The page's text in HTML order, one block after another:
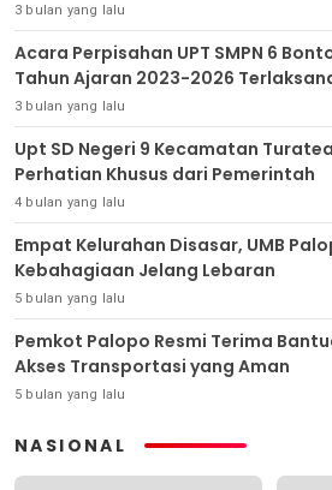
3 bulan yang lalu
Acara Perpisahan UPT SMPN 6
Tahun Ajaran 2023-2026
3 bulan yang lalu
Upt SD Negeri 9 Kecamatan
Perhatian Khusus dari Pemerintah
4 bulan yang lalu
Empat Kelurahan Disasar, UMB
Kebahagiaan Jelang Lebaran
5 bulan yang lalu
Pemkot Palopo Resmi Terima
Akses Transportasi yang Aman
5 bulan yang lalu
NASIONAL